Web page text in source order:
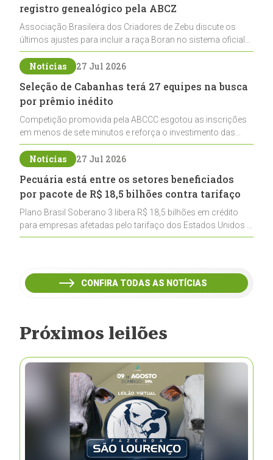
registro genealógico pela ABCZ
Associação Brasileira dos Criadores de Zebu discute os
últimos ajustes para incluir a raça Boran no sistema oficial
de registros, abrindo caminho para sua expansão na
pecuária nacional
Notícias 27 Jul 2026
Seleção de Cabanhas terá 27 equipes na busca
por prêmio inédito
Competição promovida pela ABCCC esgotou as inscrições
em menos de sete minutos e reforça o investimento das
cabanhas na seleção genética de Cavalos Crioulos voltados
ao laço
Notícias 27 Jul 2026
Pecuária está entre os setores beneficiados
por pacote de R$ 18,5 bilhões contra tarifaço
Plano Brasil Soberano 3 libera R$ 18,5 bilhões em crédito
para empresas afetadas pelo tarifaço dos Estados Unidos e
inclui a pecuária entre os setores estratégicos
CONFIRA TODAS AS NOTÍCIAS
Próximos leilões